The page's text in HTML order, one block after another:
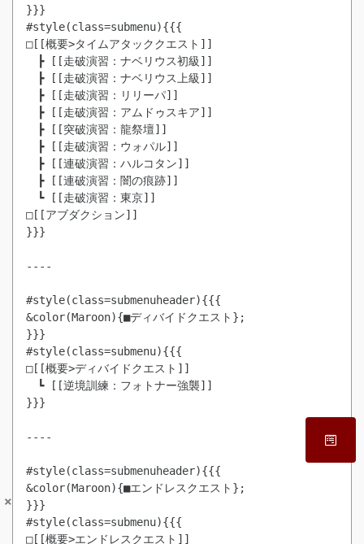
×
}}}
#style(class=submenu){{{
□[[概要>タイムアタッククエスト]]
┣ [[走破演習：ナベリウス初級]]
┣ [[走破演習：ナベリウス上級]]
┣ [[走破演習：リリーパ]]
┣ [[走破演習：アムドゥスキア]]
┣ [[突破演習：龍祭壇]]
┣ [[走破演習：ウォパル]]
┣ [[連破演習：ハルコタン]]
┣ [[連破演習：闇の痕跡]]
┗ [[走破演習：東京]]
□[[アブダクション]]
}}}
----
#style(class=submenuheader){{{
&color(Maroon){■ディバイドクエスト};
}}}
#style(class=submenu){{{
□[[概要>ディバイドクエスト]]
┗ [[逆境訓練：フォトナー強襲]]
}}}
----
#style(class=submenuheader){{{
&color(Maroon){■エンドレスクエスト};
}}}
#style(class=submenu){{{
□[[概要>エンドレスクエスト]]